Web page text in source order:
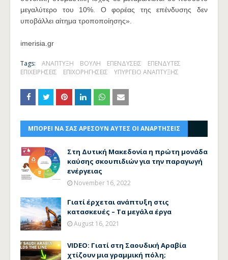
μεγαλύτερο του 10%. Ο φορέας της επένδυσης δεν
υποβάλλει αίτημα τροποποίησης».
imerisia.gr
Tags: ΑΝΑΠΤΥΞΗ ΒΟΥΛΗ ΕΠΕΝΔΥΣΕΙΣ
ΕΠΕΝΔΥΤΕΣ
ΕΠΙΧΕΙΡΗΣΕΙΣ
ΕΠΙΧΟΡΗΓΗΣΕΙΣ ΥΠΥΡΓΕΙΟ ΑΝΑΠΤΥΞΗΣ
ΜΠΟΡΕΙ ΝΑ ΣΑΣ ΑΡΕΣΟΥΝ ΑΥΤΕΣ ΟΙ ΑΝΑΡΤΗΣΕΙΣ
Στη Δυτική Μακεδονία η πρώτη μονάδα
καύσης σκουπιδιών για την παραγωγή
ενέργειας
November 16, 2022
Γιατί έρχεται ανάπτυξη στις
κατασκευές – Τα μεγάλα έργα
August 16, 2021
VIDEO: Γιατί στη Σαουδική Αραβία
χτίζουν μια γραμμική πόλη;